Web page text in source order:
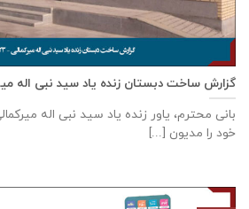
گزارش ساخت دبستان زنده ياد سيد نبی اله ميركمالی – ۲۳
بانی محترم، یاور زنده ياد سيد نبی اله
خود را مدیون [...]